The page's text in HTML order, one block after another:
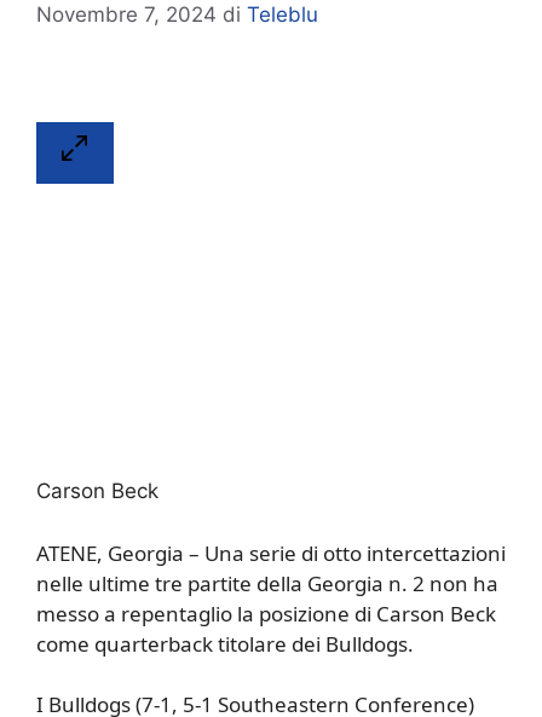
Novembre 7, 2024 di Teleblu
Carson Beck
ATENE, Georgia – Una serie di otto intercettazioni
nelle ultime tre partite della Georgia n. 2 non ha
messo a repentaglio la posizione di Carson Beck
come quarterback titolare dei Bulldogs.
I Bulldogs (7-1, 5-1 Southeastern Conference)